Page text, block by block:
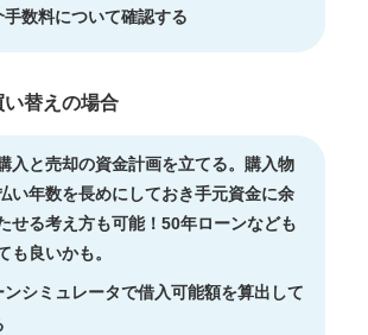
手数料について確認する
い替えの場合
入と売却の資金計画を立てる。購入物
い年数を長めにしておき手元資金に余
せる考え方も可能！50年ローンなども
も良いかも。
ンシミュレータで借入可能額を算出して